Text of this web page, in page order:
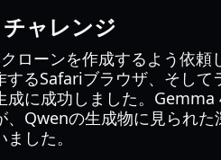
ャレンジ
ローンを作成するよう依
るSafariブラウザ、そし
成に成功しました。
、Qwenの生成物に見られ
した。